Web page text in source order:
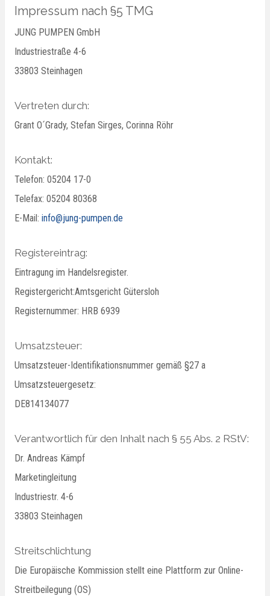
Impressum nach §5 TMG
JUNG PUMPEN GmbH
Industriestraße 4-6
33803 Steinhagen
Vertreten durch:
Grant O´Grady, Stefan Sirges, Corinna Röhr
Kontakt:
Telefon: 05204 17-0
Telefax: 05204 80368
E-Mail: info@jung-pumpen.de
Registereintrag:
Eintragung im Handelsregister.
Registergericht:Amtsgericht Gütersloh
Registernummer: HRB 6939
Umsatzsteuer:
Umsatzsteuer-Identifikationsnummer gemäß §27 a
Umsatzsteuergesetz:
DE814134077
Verantwortlich für den Inhalt nach § 55 Abs. 2 RStV:
Dr. Andreas Kämpf
Marketingleitung
Industriestr. 4-6
33803 Steinhagen
Streitschlichtung
Die Europäische Kommission stellt eine Plattform zur Online-
Streitbeilegung (OS)